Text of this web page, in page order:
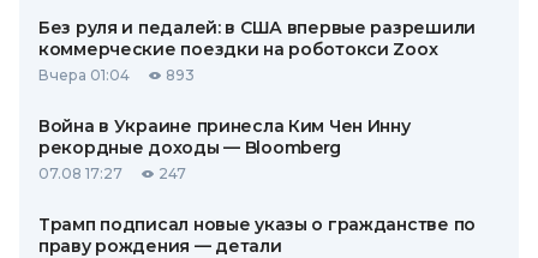
Без руля и педалей: в США впервые разрешили
коммерческие поездки на роботокси Zoox
Вчера 01:04 893
Война в Украине принесла Ким Чен Инну
рекордные доходы — Bloomberg
07.08 17:27 247
Трамп подписал новые указы о гражданстве по
праву рождения — детали